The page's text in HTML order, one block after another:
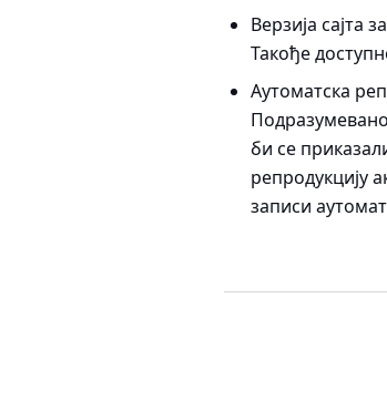
Верзија сајта
Такође
Аутоматска
би се
репродукцију
записи